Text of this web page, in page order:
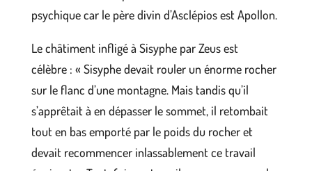
psychique car le père divin d’Asclépios est Apollon.
Le châtiment infligé à Sisyphe par Zeus est
célèbre : « Sisyphe devait rouler un énorme rocher
sur le flanc d’une montagne. Mais tandis qu’il
s’apprêtait à en dépasser le sommet, il retombait
tout en bas emporté par le poids du rocher et
devait recommencer inlassablement ce travail